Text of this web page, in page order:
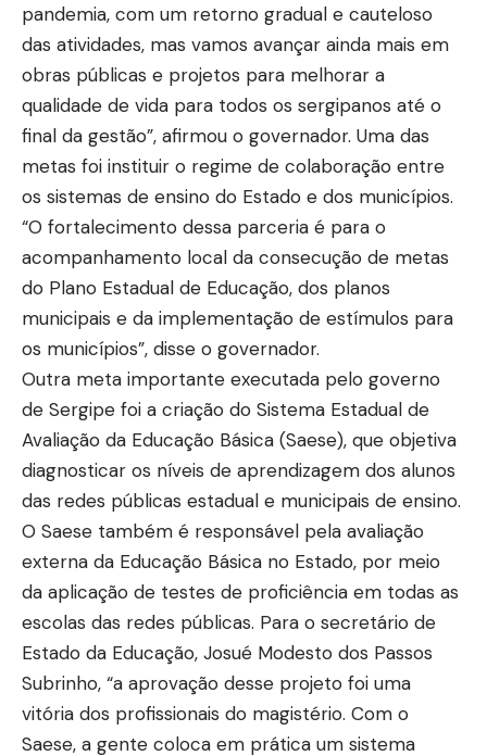
pandemia, com um retorno gradual e cauteloso
das atividades, mas vamos avançar ainda mais em
obras públicas e projetos para melhorar a
qualidade de vida para todos os sergipanos até o
final da gestão”, afirmou o governador. Uma das
metas foi instituir o regime de colaboração entre
os sistemas de ensino do Estado e dos municípios.
“O fortalecimento dessa parceria é para o
acompanhamento local da consecução de metas
do Plano Estadual de Educação, dos planos
municipais e da implementação de estímulos para
os municípios”, disse o governador.
Outra meta importante executada pelo governo
de Sergipe foi a criação do Sistema Estadual de
Avaliação da Educação Básica (Saese), que objetiva
diagnosticar os níveis de aprendizagem dos alunos
das redes públicas estadual e municipais de ensino.
O Saese também é responsável pela avaliação
externa da Educação Básica no Estado, por meio
da aplicação de testes de proficiência em todas as
escolas das redes públicas. Para o secretário de
Estado da Educação, Josué Modesto dos Passos
Subrinho, “a aprovação desse projeto foi uma
vitória dos profissionais do magistério. Com o
Saese, a gente coloca em prática um sistema